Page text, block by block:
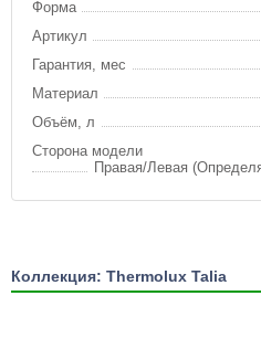
Форма
Артикул
Гарантия, мес
Материал
Объём, л
Сторона модели
Правая/Левая
Коллекция: Thermolux Talia